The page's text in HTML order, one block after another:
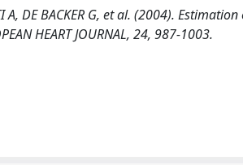
A, DE BACKER G, et al. (2004).
HEART JOURNAL, 24, 987-1003.